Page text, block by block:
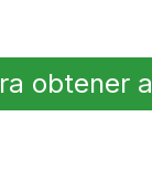
obtener